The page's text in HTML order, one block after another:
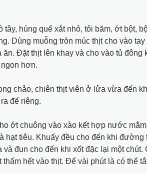
tây, húng quế xắt nhỏ, tỏi băm, ớt bột,
Dùng muỗng tròn múc thịt cho vào tay
Đặt thịt lên khay và cho vào tủ đông
hơn.
chảo, chiên thịt viên ở lửa vừa đến
để riêng.
ớt chuông vào xào kết hợp nước
hạt tiêu. Khuấy đều cho đến khi đường
đun cho đến khi xốt đặc lại một chút.
thấm hết vào thịt. Để vài phút là có thể